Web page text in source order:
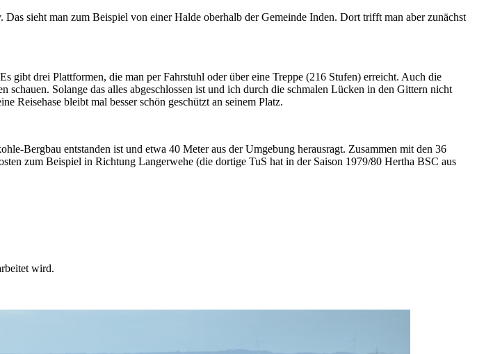
sieht man zum Beispiel von einer Halde oberhalb der Gemeinde Inden. Dort trifft man aber zunächst
gibt drei Plattformen, die man per Fahrstuhl oder über eine Treppe (216 Stufen) erreicht. Auch die
Solange das alles abgeschlossen ist und ich durch die schmalen Lücken in den Gittern nicht
Reisehase bleibt mal besser schön geschützt an seinem Platz.
Bergbau entstanden ist und etwa 40 Meter aus der Umgebung herausragt. Zusammen mit den 36
zum Beispiel in Richtung Langerwehe (die dortige TuS hat in der Saison 1979/80 Hertha BSC aus
wird.